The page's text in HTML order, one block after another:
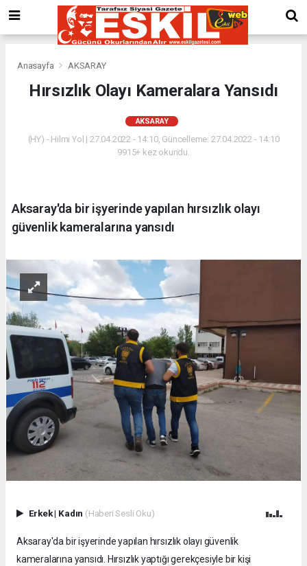
Anasayfa AKSARAY
Hırsızlık Olayı Kameralara Yansıdı
AKSARAY
(HY) - Hilmi Yol | 27.04.2022 - 14:10, Güncelleme: 27.04.2022 - 14:10
9915+ kez okundu.
Aksaray'da bir işyerinde yapılan hırsızlık olayı
güvenlik kameralarına yansıdı
Erkek| Kadın (Haberi Sesli Oku)
Aksaray'da bir işyerinde yapılan hırsızlık olayı güvenlik
kameralarına yansıdı. Hırsızlık yaptığı gerekçesiyle bir kişi